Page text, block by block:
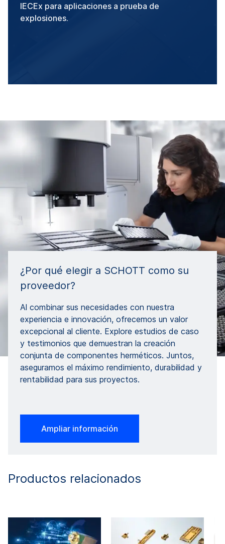
IECEx para aplicaciones a prueba de
explosiones.
¿Por qué elegir a SCHOTT como su
proveedor?
Al combinar sus necesidades con nuestra
experiencia e innovación, ofrecemos un valor
excepcional al cliente. Explore estudios de caso
y testimonios que demuestran la creación
conjunta de componentes herméticos. Juntos,
aseguramos el máximo rendimiento, durabilidad y
rentabilidad para sus proyectos.
Ampliar información
Productos relacionados